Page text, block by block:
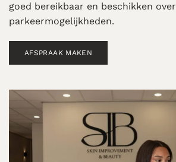
goed bereikbaar en beschikken over
parkeermogelijkheden.
AFSPRAAK MAKEN